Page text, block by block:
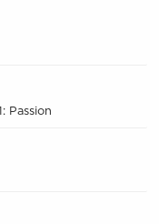
Passion